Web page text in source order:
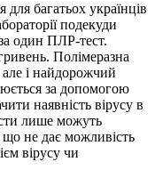
багатьох українців
подекуди
один ПЛР-тест.
Полімеразна
і найдорожчий
за допомогою
наявність вірусу в
лише можуть
що не дає можливість
вірусу чи